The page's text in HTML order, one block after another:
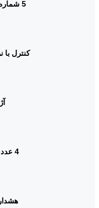
5 شماره تماس اضطراری
کنترل با
4 عدد سنسور سیمی